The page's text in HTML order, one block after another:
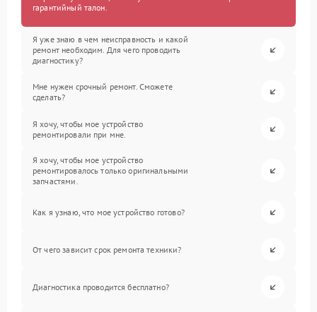
гарантийный талон.
Я уже знаю в чем неисправность и какой
ремонт необходим. Для чего проводить
диагностику?
Мне нужен срочный ремонт. Сможете
сделать?
Я хочу, чтобы мое устройство
ремонтировали при мне.
Я хочу, чтобы мое устройство
ремонтировалось только оригинальными
запчастями.
Как я узнаю, что мое устройство готово?
От чего зависит срок ремонта техники?
Диагностика проводится бесплатно?